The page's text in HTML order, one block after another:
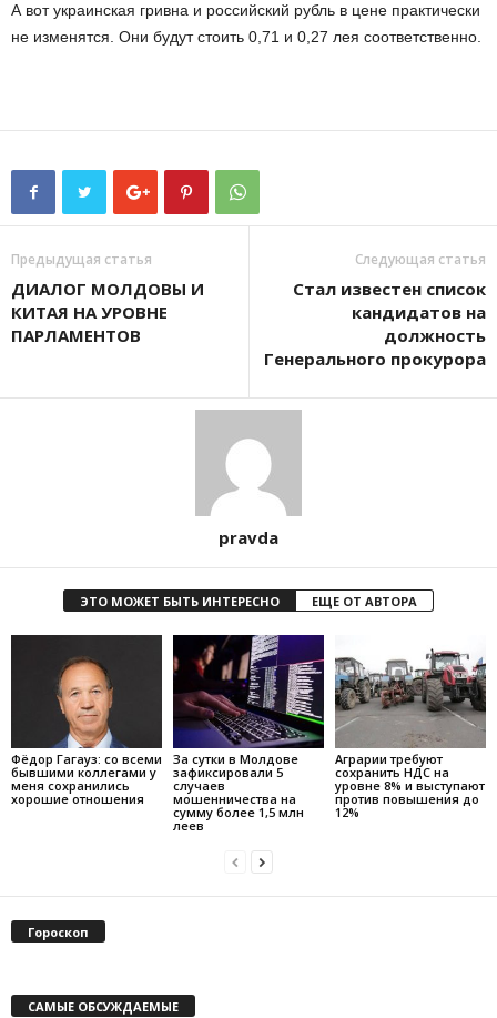
А вот украинская гривна и российский рубль в цене практически
не изменятся. Они будут стоить 0,71 и 0,27 лея соответственно.
Предыдущая статья
ДИАЛОГ МОЛДОВЫ И
КИТАЯ НА УРОВНЕ
ПАРЛАМЕНТОВ
Следующая статья
Стал известен список
кандидатов на
должность
Генерального прокурора
pravda
ЭТО МОЖЕТ БЫТЬ ИНТЕРЕСНО ЕЩЕ ОТ АВТОРА
Фёдор Гагауз: со всеми
бывшими коллегами у
меня сохранились
хорошие отношения
За сутки в Молдове
зафиксировали 5
случаев
мошенничества на
сумму более 1,5 млн
леев
Аграрии требуют
сохранить НДС на
уровне 8% и выступают
против повышения до
12%
Гороскоп
САМЫЕ ОБСУЖДАЕМЫЕ